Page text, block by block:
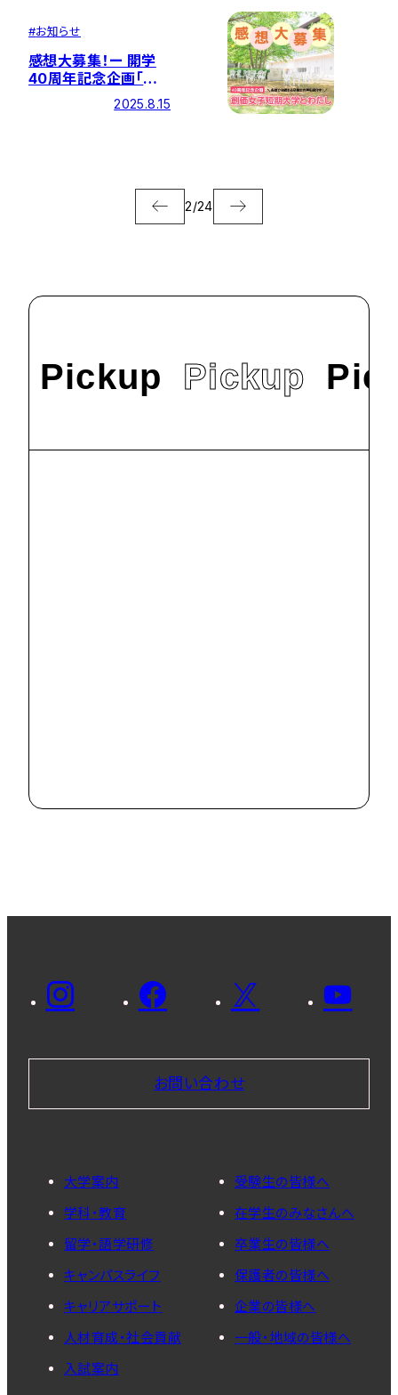
#お知らせ
感想大募集！ー 開学
40周年記念企画「創
価女子短期大学とわ
2025.8.15
2/24
Pickup Pickup
お問い合わせ
大学案内
学科・教育
留学・語学研修
キャンパスライフ
キャリアサポート
人材育成・社会貢献
入試案内
受験生の皆様へ
在学生のみなさんへ
卒業生の皆様へ
保護者の皆様へ
企業の皆様へ
一般・地域の皆様へ